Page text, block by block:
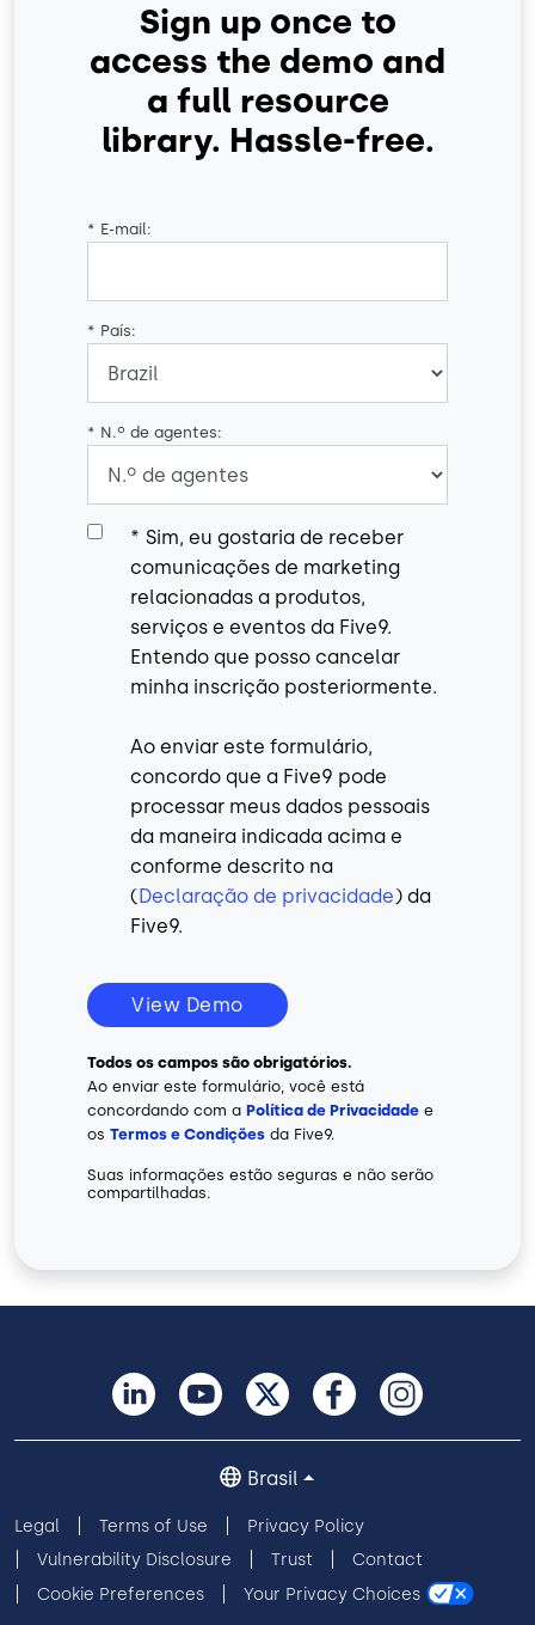
Sign up once to
access the demo and
a full resource
library. Hassle-free.
* E-mail:
* País:
* N.º de agentes:
* Sim, eu gostaria de receber
comunicações de marketing
relacionadas a produtos,
serviços e eventos da Five9.
Entendo que posso cancelar
minha inscrição posteriormente.
Ao enviar este formulário,
concordo que a Five9 pode
processar meus dados pessoais
da maneira indicada acima e
conforme descrito na
( Declaração de privacidade) da
Five9.
View Demo
Todos os campos são obrigatórios.
Ao enviar este formulário, você está
concordando com a Política de Privacidade e
os Termos e Condições da Five9.
Suas informações estão seguras e não serão
compartilhadas.
Legal Terms of Use
Privacy Policy
Vulnerability Disclosure
Trust
Contact
Cookie Preferences
Your Privacy Choices
Brasil